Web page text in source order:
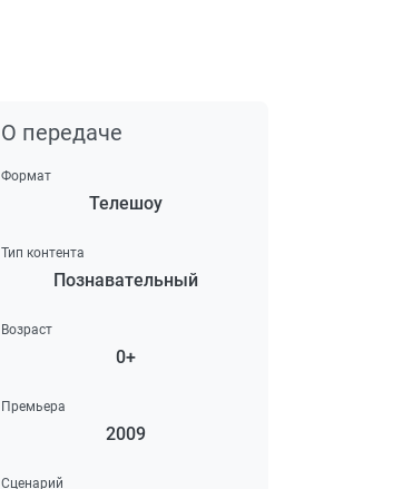
О передаче
Формат
Телешоу
Тип контента
Познавательный
Возраст
0+
Премьера
2009
Сценарий